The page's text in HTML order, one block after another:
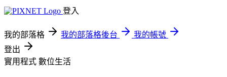
登入
我的部落格 我的部落格後台
我的帳號
登出
實用程式 數位生活